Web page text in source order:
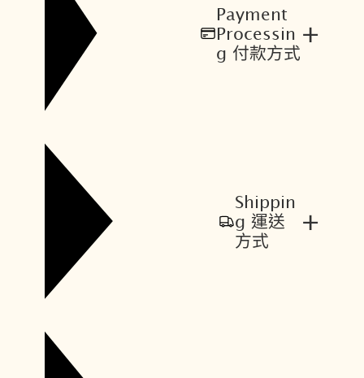
Payment
Processin
g 付款方式
+
Shippin
g 運送
方式
+